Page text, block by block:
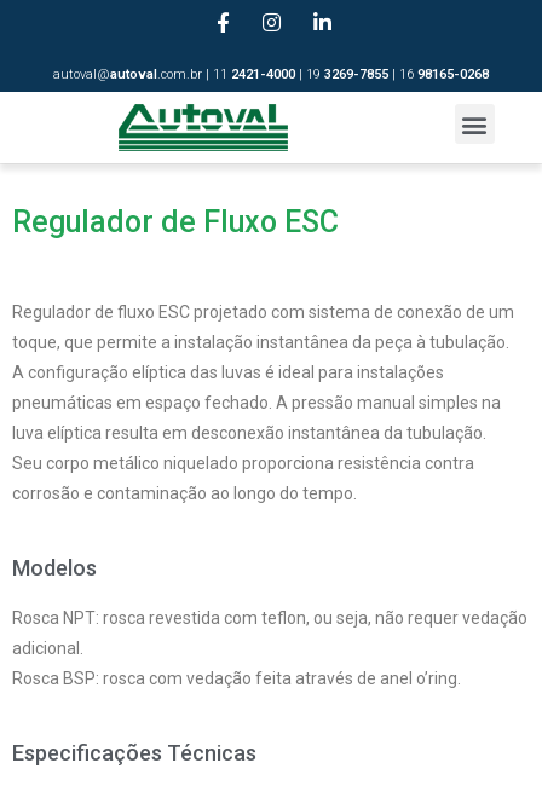
autoval@autoval.com.br | 11 2421-4000| 19 3269-7855 | 16 98165-0268
Regulador de Fluxo ESC
Regulador de fluxo ESC projetado com sistema de conexão de um
toque, que permite a instalação instantânea da peça à tubulação.
A configuração elíptica das luvas é ideal para instalações
pneumáticas em espaço fechado. A pressão manual simples na
luva elíptica resulta em desconexão instantânea da tubulação.
Seu corpo metálico niquelado proporciona resistência contra
corrosão e contaminação ao longo do tempo.
Modelos
Rosca NPT: rosca revestida com teflon, ou seja, não requer vedação
adicional.
Rosca BSP: rosca com vedação feita através de anel o’ring.
Especificações Técnicas